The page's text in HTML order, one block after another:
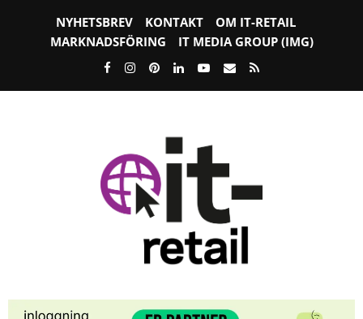
NYHETSBREV KONTAKT
OM IT-RETAIL
MARKNADSFÖRING
IT MEDIA GROUP (IMG)